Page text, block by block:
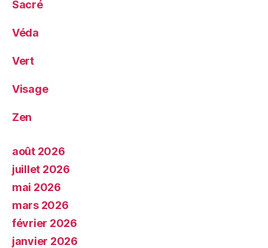
Sacré
Véda
Vert
Visage
Zen
août 2026
juillet 2026
mai 2026
mars 2026
février 2026
janvier 2026